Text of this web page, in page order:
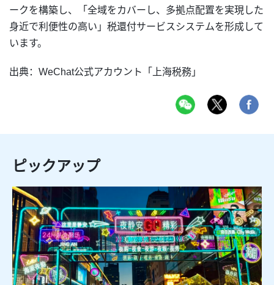
ークを構築し、「全域をカバーし、多拠点配置を実現した
身近で利便性の高い」税還付サービスシステムを形成して
います。
出典：WeChat公式アカウント「上海税務」
ピックアップ